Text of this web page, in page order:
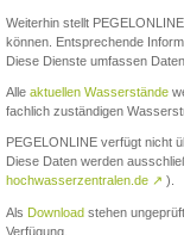
Weiterhin stellt
können. Entsprechende
Diese Dienste umfassen
Alle aktuellen Wasserstände
fachlich zuständigen
PEGELONLINE verfügt nicht
Diese Daten werden
hochwasserzentralen.de ↗ ).
Als Download stehen
Verfügung.